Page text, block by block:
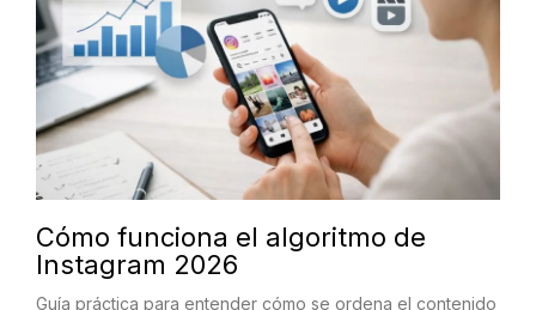
Cómo funciona el algoritmo de
Instagram 2026
Guía práctica para entender cómo se ordena el contenido